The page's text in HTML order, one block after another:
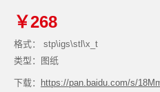
￥268
格式： stp\igs\stl\x_t
类型：图纸
下载： https://pan.baidu.com/s/